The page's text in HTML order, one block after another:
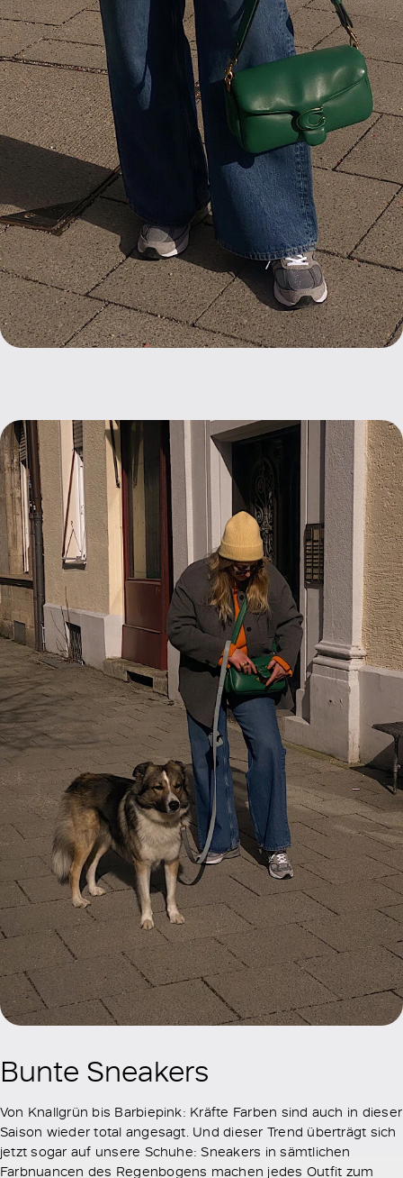
Bunte Sneakers
Von Knallgrün bis Barbiepink: Kräfte Farben sind auch in dieser
Saison wieder total angesagt. Und dieser Trend überträgt sich
jetzt sogar auf unsere Schuhe: Sneakers in sämtlichen
Farbnuancen des Regenbogens machen jedes Outfit zum